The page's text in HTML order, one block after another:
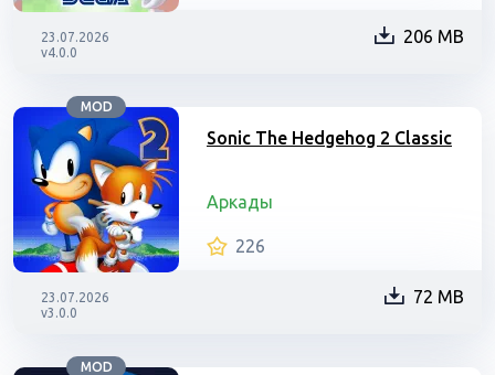
23.07.2026
v4.0.0
206 MB
MOD
Sonic The Hedgehog 2 Classic
Аркады
226
23.07.2026
v3.0.0
72 MB
MOD